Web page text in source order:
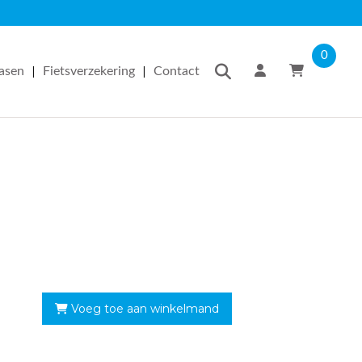
| Fietsverzekering | Contact
0
Voeg toe aan winkelmand